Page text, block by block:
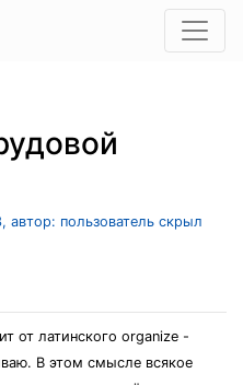
автор: пользователь скрыл
от латинского organize -
В этом смысле всякое